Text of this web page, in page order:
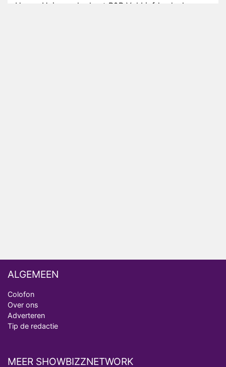
Henny Huisman herkent B&B Vol Liefde-deelnemer
ALGEMEEN
Colofon
Over ons
Adverteren
Tip de redactie
MEER SHOWBIZZNETWORK